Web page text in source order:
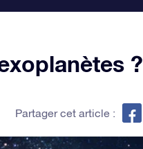
?
Partager cet article :